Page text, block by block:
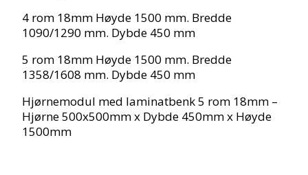
4 rom 18mm Høyde 1500 mm. Bredde
1090/1290 mm. Dybde 450 mm
5 rom 18mm Høyde 1500 mm. Bredde
1358/1608 mm. Dybde 450 mm
Hjørnemodul med laminatbenk 5 rom 18mm –
Hjørne 500x500mm x Dybde 450mm x Høyde
1500mm